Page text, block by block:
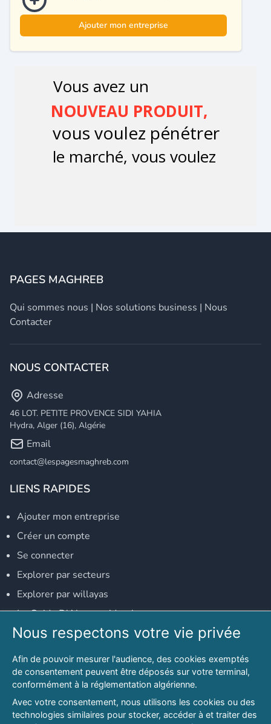
Ajouter mon entreprise
PAGES MAGHREB
Qui sommes nous | Nos solutions business | Nous
Contacter
NOUS CONTACTER
Adresse
46 LOT. PETITE PROVENCE SIDI YAHIA
Hydra, Alger (16), Algérie
Email
contact@lespagesmaghreb.com
LIENS RAPIDES
Ajouter mon entreprise
Créer un compte
Se connecter
Explorer par secteurs
Explorer par willayas
Le Guide D'Alger, guide-alger.com
NOS RÉSEAUX SOCIAUX
Notre page Facebook
Notre page LinkedIn
Notre page Instagram
Nous respectons votre vie privée
Afin de pouvoir mesurer l'audience, des cookies exemptés
de consentement peuvent être déposés sur votre terminal,
conformément à la réglementation algérienne.
Avec votre consentement, nous utilisons les cookies ou des
technologies similaires pour stocker, accéder à et traiter des